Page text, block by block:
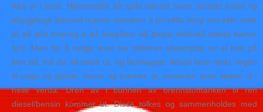
ikke er i bruk. Hljómsveitir að spila nánast hvert einasta kvöld og
ábyggilega þúsund manns stundum á pínulitlu torgi svo ekki veitir
af að æfa hvernig á að bregðast við þegar eitthvað slæmt kemur
fyrir. Men for å selgje over tre millionar eksemplar av ei bok på
kort tid, må du nå breitt ut, og Norwegian Wood fann raskt vegen
til unge og gamle, menn og kvinner, ja, romanen fann vegen ut i
heile verda. Dren av i bunnen av brennstofftanken til ren
diesel/bensin kommer ut. Disse tolkes og sammenholdes med